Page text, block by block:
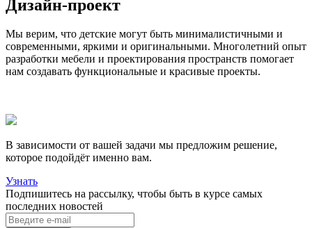
Дизайн-проект
Мы верим, что детские могут быть минималистичными и
современными, яркими и оригинальными. Многолетний опыт
разработки мебели и проектирования пространств помогает
нам создавать функциональные и красивые проекты.
В зависимости от вашей задачи мы предложим решение,
которое подойдёт именно вам.
Узнать
Подпишитесь на рассылку, чтобы быть в курсе самых
последних новостей